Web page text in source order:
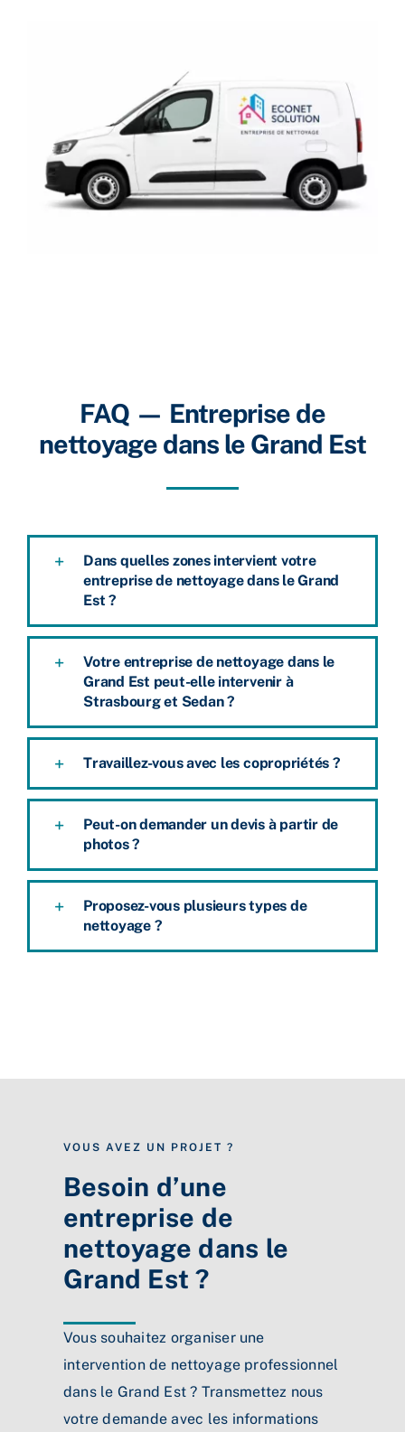
FAQ — Entreprise de
nettoyage dans le Grand Est
Dans quelles zones intervient votre
entreprise de nettoyage dans le Grand
Est ?
Votre entreprise de nettoyage dans le
Grand Est peut-elle intervenir à
Strasbourg et Sedan ?
Travaillez-vous avec les copropriétés ?
Peut-on demander un devis à partir de
photos ?
Proposez-vous plusieurs types de
nettoyage ?
VOUS AVEZ UN PROJET ?
Besoin d’une
entreprise de
nettoyage dans le
Grand Est ?
Vous souhaitez organiser une
intervention de nettoyage professionnel
dans le Grand Est ? Transmettez nous
votre demande avec les informations